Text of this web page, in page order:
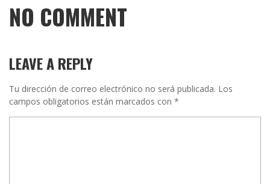
NO COMMENT
LEAVE A REPLY
Tu dirección de correo electrónico no será publicada. Los
campos obligatorios están marcados con *